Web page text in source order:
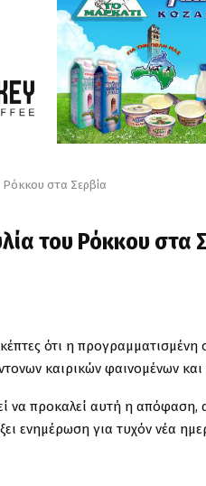
Ρόκκου στα Σερβία
του Ρόκκου στα
ότι η
καιρικών φαινομένων
να προκαλεί αυτή η απόφαση,
ενημέρωση για τυχόν νέα